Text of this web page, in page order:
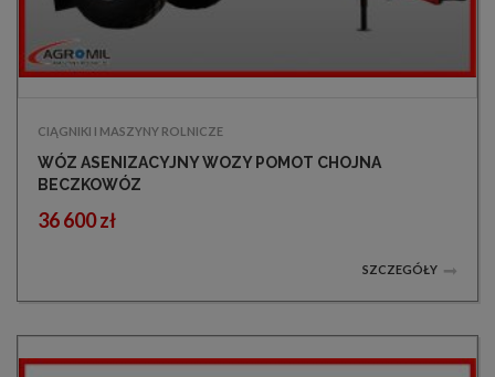
CIĄGNIKI I MASZYNY ROLNICZE
WÓZ ASENIZACYJNY WOZY POMOT CHOJNA
BECZKOWÓZ
36 600 zł
SZCZEGÓŁY